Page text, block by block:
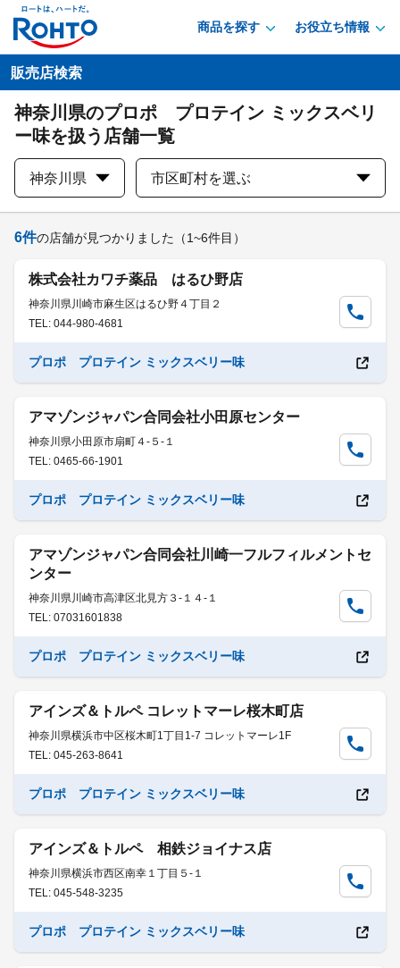
商品を探す お役立ち情報
販売店検索
神奈川県のプロポ プロテイン ミックスベリ
ー味を扱う店舗一覧
神奈川県 市区町村を選ぶ
6件の店舗が見つかりました （1~6件目）
株式会社カワチ薬品 はるひ野店
神奈川県川崎市麻生区はるひ野４丁目２
TEL: 044-980-4681
プロポ プロテイン ミックスベリー味
アマゾンジャパン合同会社小田原センター
神奈川県小田原市扇町４-５-１
TEL: 0465-66-1901
プロポ プロテイン ミックスベリー味
アマゾンジャパン合同会社川崎一フルフィルメントセ
ンター
神奈川県川崎市高津区北見方３-１４-１
TEL: 07031601838
プロポ プロテイン ミックスベリー味
アインズ＆トルペ コレットマーレ桜木町店
神奈川県横浜市中区桜木町1丁目1-7 コレットマーレ1F
TEL: 045-263-8641
プロポ プロテイン ミックスベリー味
アインズ＆トルペ 相鉄ジョイナス店
神奈川県横浜市西区南幸１丁目５-１
TEL: 045-548-3235
プロポ プロテイン ミックスベリー味